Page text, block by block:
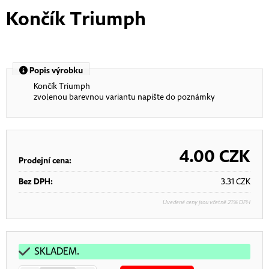
Končík Triumph
Popis výrobku
Končík Triumph
zvolenou barevnou variantu napište do poznámky
Prodejní cena: 4.00 CZK
Bez DPH: 3.31 CZK
Uvedené ceny jsou včetně 21% DPH
SKLADEM.